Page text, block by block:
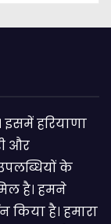
हरियाणा
और
के
है। हमने
है। हमारा